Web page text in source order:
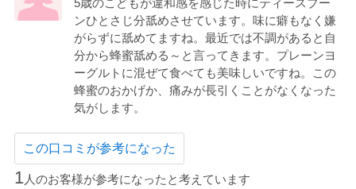
5歳のこどもが違和感を感じた時にティースプー
ンひとさじ分舐めさせています。味に癖もなく嫌
がらずに舐めてますね。最近では不調があると自
分から蜂蜜舐める～と言ってきます。プレーンヨ
ーグルトに混ぜて食べても美味しいですね。この
蜂蜜のおかげか、痛みが長引くことがなくなった
気がします。
この口コミが参考になった
1人のお客様が参考になったと考えています